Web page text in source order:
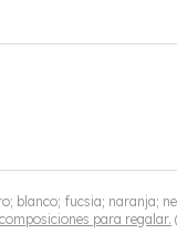
blanco; fucsia; naranja;
para regalar.